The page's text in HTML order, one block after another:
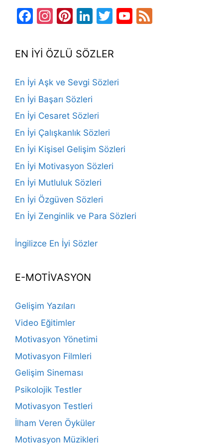
Facebook
Instagram
Pinterest
LinkedIn
TwitterYouTube
EN İYİ ÖZLÜ SÖZLER
En İyi Aşk ve Sevgi Sözleri
En İyi Başarı Sözleri
En İyi Cesaret Sözleri
En İyi Çalışkanlık Sözleri
En İyi Kişisel Gelişim Sözleri
En İyi Motivasyon Sözleri
En İyi Mutluluk Sözleri
En İyi Özgüven Sözleri
En İyi Zenginlik ve Para Sözleri
İngilizce En İyi Sözler
E-MOTİVASYON
Gelişim Yazıları
Video Eğitimler
Motivasyon Yönetimi
Motivasyon Filmleri
Gelişim Sineması
Psikolojik Testler
Motivasyon Testleri
İlham Veren Öyküler
Motivasyon Müzikleri